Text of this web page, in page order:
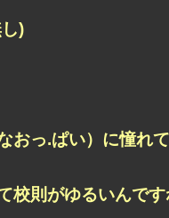
)
おっ.ぱい）に憧れ
校則がゆるいんで